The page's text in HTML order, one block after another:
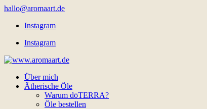
hallo@aromaart.de
Instagram
Instagram
Über mich
Ätherische Öle
Warum dōTERRA?
Öle bestellen